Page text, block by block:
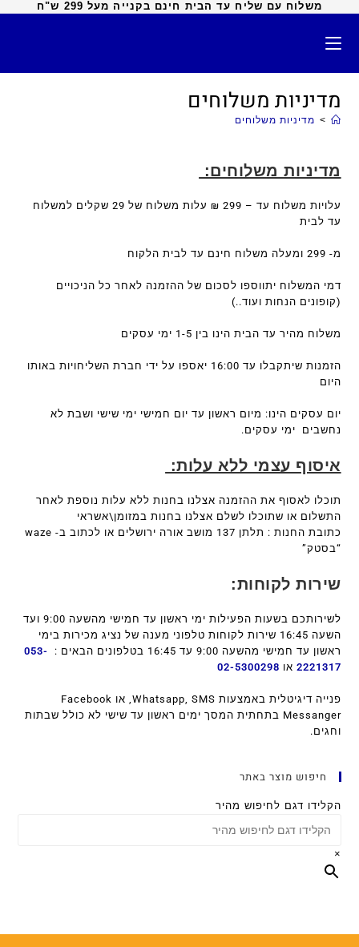
משלוח עם שליח עד הבית חינם בקנייה מעל 299 ש"ח
מדיניות משלוחים
> מדיניות משלוחים
מדיניות משלוחים:
עלויות משלוח עד – 299 ₪ עלות משלוח של 29 שקלים למשלוח
עד לבית
מ- 299 ומעלה משלוח חינם עד לבית הלקוח
דמי המשלוח יתווספו לסכום של ההזמנה לאחר כל הניכויים
(קופונים הנחות ועוד..)
משלוח מהיר עד הבית הינו בין 1-5 ימי עסקים
הזמנות שיתקבלו עד 16:00 יאספו על ידי חברת השליחויות באותו
היום
יום עסקים הינו: מיום ראשון עד יום חמישי ימי שישי ושבת לא
נחשבים ימי עסקים.
איסוף עצמי ללא עלות:
תוכלו לאסוף את ההזמנה אצלנו בחנות ללא עלות נוספת לאחר
התשלום או שתוכלו לשלם אצלנו בחנות במזומן\אשראי
כתובת החנות : תלתן 137 מושב אורה ירושלים או לכתוב ב- waze
“בסטק”
שירות לקוחות:
לשירותכם בשעות הפעילות ימי ראשון עד חמישי מהשעה 9:00 ועד
השעה 16:45 שירות לקוחות טלפוני מענה של נציג מכירות בימי
ראשון עד חמישי מהשעה 9:00 עד 16:45 בטלפונים הבאים :
053-
2221317 או 02-5300298
פנייה דיגיטלית באמצעות Whatsapp, SMS, או Facebook
Messanger בתחתית המסך ימים ראשון עד שישי לא כולל שבתות
וחגים.
חיפוש מוצר באתר
הקלידו דגם לחיפוש מהיר
×